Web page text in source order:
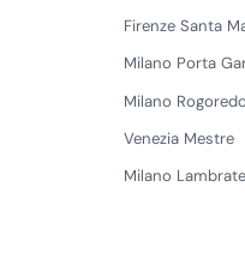
Firenze Santa
Milano Porta
Milano Rogoredo
Venezia Mestre
Milano Lambrate